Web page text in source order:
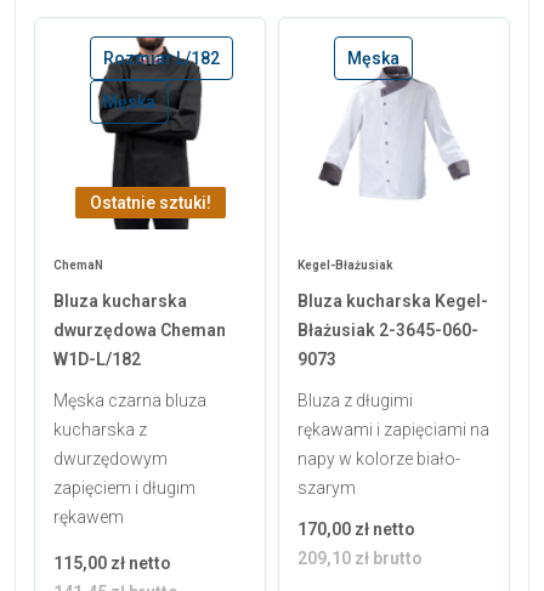
Rozmiar L/182
Męska
Ostatnie sztuki!
ChemaN
Bluza kucharska
dwurzędowa Cheman
W1D-L/182
Męska czarna bluza
kucharska z
dwurzędowym
zapięciem i długim
rękawem
115,00 zł netto
Męska
Kegel-Błażusiak
Bluza kucharska Kegel-
Błażusiak 2-3645-060-
9073
Bluza z długimi
rękawami i zapięciami na
napy w kolorze biało-
szarym
170,00 zł netto
209,10 zł brutto